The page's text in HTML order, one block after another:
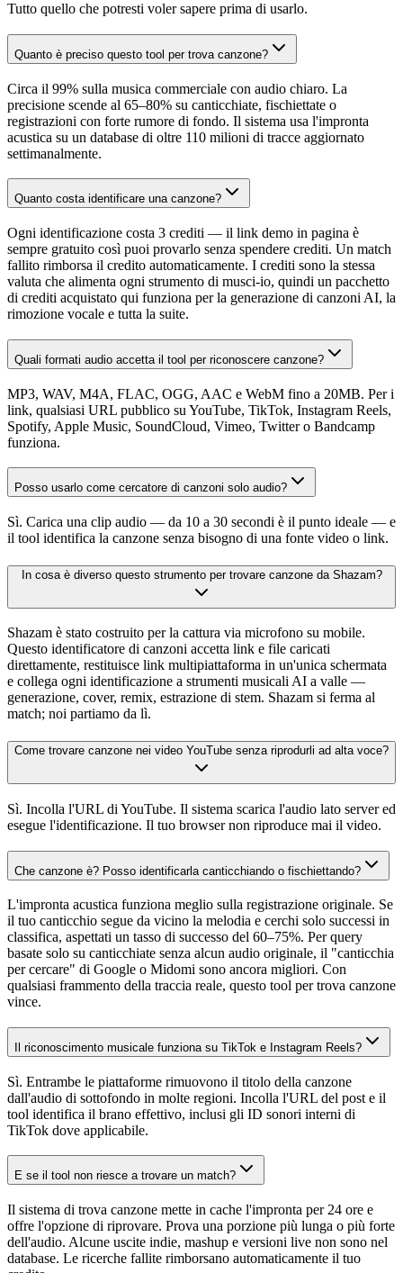
Tutto quello che potresti voler sapere prima di usarlo.
Quanto è preciso questo tool per trova canzone?
Circa il 99% sulla musica commerciale con audio chiaro. La
precisione scende al 65–80% su canticchiate, fischiettate o
registrazioni con forte rumore di fondo. Il sistema usa l'impronta
acustica su un database di oltre 110 milioni di tracce aggiornato
settimanalmente.
Quanto costa identificare una canzone?
Ogni identificazione costa 3 crediti — il link demo in pagina è
sempre gratuito così puoi provarlo senza spendere crediti. Un match
fallito rimborsa il credito automaticamente. I crediti sono la stessa
valuta che alimenta ogni strumento di musci-io, quindi un pacchetto
di crediti acquistato qui funziona per la generazione di canzoni AI, la
rimozione vocale e tutta la suite.
Quali formati audio accetta il tool per riconoscere canzone?
MP3, WAV, M4A, FLAC, OGG, AAC e WebM fino a 20MB. Per i
link, qualsiasi URL pubblico su YouTube, TikTok, Instagram Reels,
Spotify, Apple Music, SoundCloud, Vimeo, Twitter o Bandcamp
funziona.
Posso usarlo come cercatore di canzoni solo audio?
Sì. Carica una clip audio — da 10 a 30 secondi è il punto ideale — e
il tool identifica la canzone senza bisogno di una fonte video o link.
In cosa è diverso questo strumento per trovare canzone da Shazam?
Shazam è stato costruito per la cattura via microfono su mobile.
Questo identificatore di canzoni accetta link e file caricati
direttamente, restituisce link multipiattaforma in un'unica schermata
e collega ogni identificazione a strumenti musicali AI a valle —
generazione, cover, remix, estrazione di stem. Shazam si ferma al
match; noi partiamo da lì.
Come trovare canzone nei video YouTube senza riprodurli ad alta voce?
Sì. Incolla l'URL di YouTube. Il sistema scarica l'audio lato server ed
esegue l'identificazione. Il tuo browser non riproduce mai il video.
Che canzone è? Posso identificarla canticchiando o fischiettando?
L'impronta acustica funziona meglio sulla registrazione originale. Se
il tuo canticchio segue da vicino la melodia e cerchi solo successi in
classifica, aspettati un tasso di successo del 60–75%. Per query
basate solo su canticchiate senza alcun audio originale, il "canticchia
per cercare" di Google o Midomi sono ancora migliori. Con
qualsiasi frammento della traccia reale, questo tool per trova canzone
vince.
Il riconoscimento musicale funziona su TikTok e Instagram Reels?
Sì. Entrambe le piattaforme rimuovono il titolo della canzone
dall'audio di sottofondo in molte regioni. Incolla l'URL del post e il
tool identifica il brano effettivo, inclusi gli ID sonori interni di
TikTok dove applicabile.
E se il tool non riesce a trovare un match?
Il sistema di trova canzone mette in cache l'impronta per 24 ore e
offre l'opzione di riprovare. Prova una porzione più lunga o più forte
dell'audio. Alcune uscite indie, mashup e versioni live non sono nel
database. Le ricerche fallite rimborsano automaticamente il tuo